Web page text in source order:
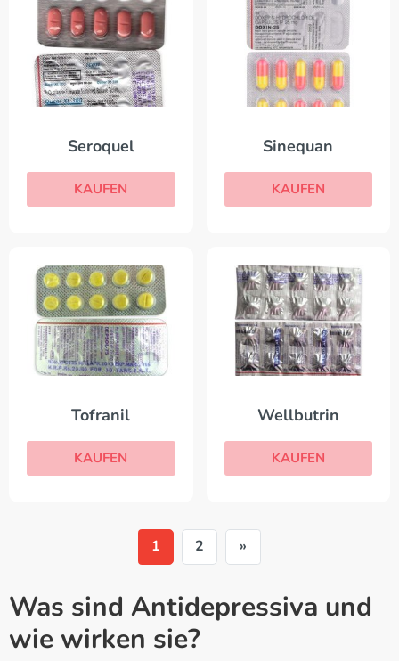
Seroquel
KAUFEN
Sinequan
KAUFEN
Tofranil
KAUFEN
Wellbutrin
KAUFEN
1 2 »
Was sind Antidepressiva und
wie wirken sie?